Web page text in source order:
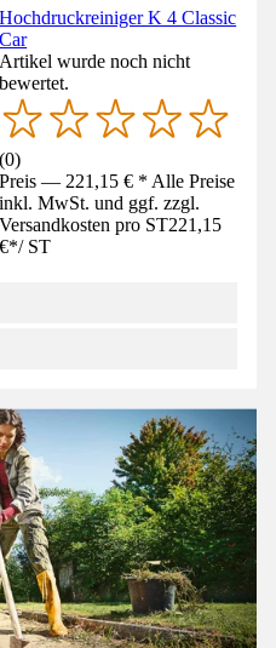
Hochdruckreiniger K 4 Classic
Car
Artikel wurde noch nicht
bewertet.
(0)
Preis — 221,15 € * Alle Preise
inkl. MwSt. und ggf. zzgl.
Versandkosten pro ST221,15
€*/ ST